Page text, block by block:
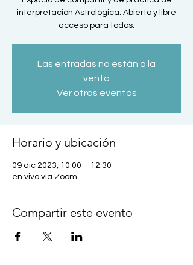
interpretación Astrológica. Abierto y libre
acceso para todos.
Las entradas no están a la
venta
Ver otros eventos
Horario y ubicación
09 dic 2023, 10:00 – 12:30
en vivo vía Zoom
Compartir este evento